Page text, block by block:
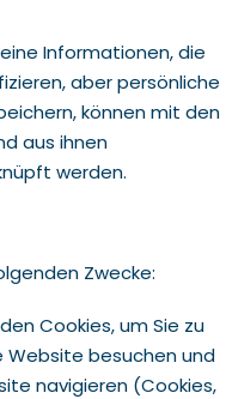
Informationen, die
aber persönliche
können mit den
aus ihnen
werden.
Zwecke:
Cookies, um Sie zu
Website besuchen und
navigieren (Cookies,